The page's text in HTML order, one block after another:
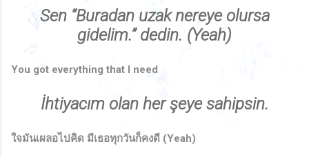
Sen “Buradan uzak nereye olursa
gidelim.” dedin. (Yeah)
You got everything that I need
İhtiyacım olan her şeye sahipsin.
ใจมันเผลอไปคิด มีเธอทุกวันก็คงดี (Yeah)
♪ 🎶
🎶 ♪
🎵
🎶
🎵
♫
♪
♬
🎵
🎶
🎶
♬
🎵
♩
🎶 🎶
♩
♬
♫
🎶